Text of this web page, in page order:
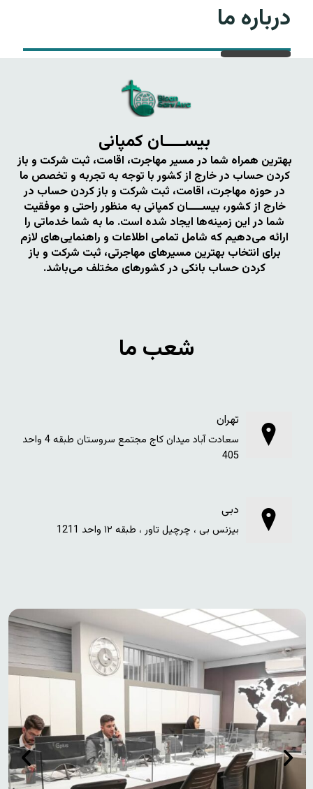
درباره ما
بیســــان کمپانی
بهترین همراه شما در مسیر مهاجرت، اقامت، ثبت شرکت و باز
کردن حساب در خارج از کشور با توجه به تجربه و تخصص ما
در حوزه مهاجرت، اقامت، ثبت شرکت و باز کردن حساب در
خارج از کشور، بیســــان کمپانی به منظور راحتی و موفقیت
شما در این زمینه‌ها ایجاد شده است. ما به شما خدماتی را
ارائه می‌دهیم که شامل تمامی اطلاعات و راهنمایی‌های لازم
برای انتخاب بهترین مسیرهای مهاجرتی، ثبت شرکت و باز
کردن حساب بانکی در کشورهای مختلف می‌باشد.
شعب ما
تهران
سعادت آباد میدان کاج مجتمع سروستان طبقه 4 واحد
405
دبی
بیزنس بی ، چرچیل تاور ، طبقه ۱۲ واحد 1211